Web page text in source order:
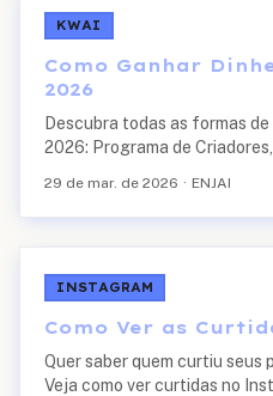
KWAI
Como Ganhar
2026
Descubra todas as formas
2026: Programa de
29 de mar. de 2026 · ENJAI
INSTAGRAM
Como Ver as
Quer saber quem curtiu seus
Veja como ver curtidas no